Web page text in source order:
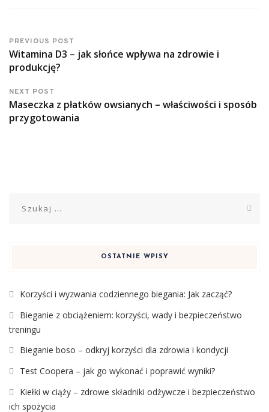
PREVIOUS POST
Witamina D3 – jak słońce wpływa na zdrowie i
produkcję?
NEXT POST
Maseczka z płatków owsianych – właściwości i sposób
przygotowania
OSTATNIE WPISY
Korzyści i wyzwania codziennego biegania: Jak zacząć?
Bieganie z obciążeniem: korzyści, wady i bezpieczeństwo
treningu
Bieganie boso – odkryj korzyści dla zdrowia i kondycji
Test Coopera – jak go wykonać i poprawić wyniki?
Kiełki w ciąży – zdrowe składniki odżywcze i bezpieczeństwo
ich spożycia